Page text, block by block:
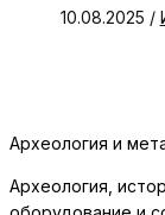
10.08.2025 /
Археология и
Археология,